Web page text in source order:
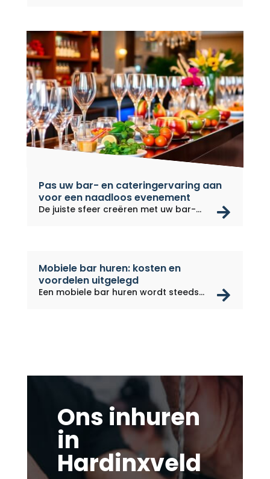
Pas uw bar- en cateringervaring aan
voor een naadloos evenement
De juiste sfeer creëren met uw bar-
Mobiele bar huren: kosten en
voordelen uitgelegd
Een mobiele bar huren wordt steeds...
Ons inhuren
in
Hardinxveld